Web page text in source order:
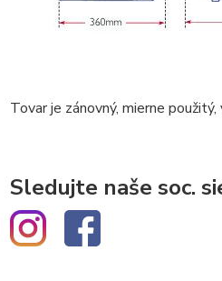
Tovar je zánovný, mierne
Sledujte naše soc.